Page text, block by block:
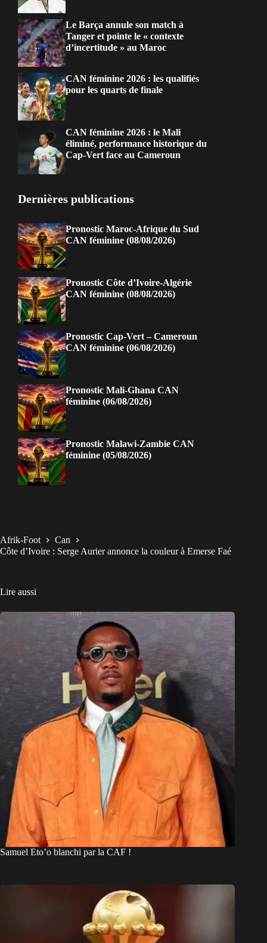
Le Barça annule son match à
Tanger et pointe le « contexte
d’incertitude » au Maroc
CAN féminine 2026 : les qualifiés
pour les quarts de finale
CAN féminine 2026 : le Mali
éliminé, performance historique du
Cap-Vert face au Cameroun
Dernières publications
Pronostic Maroc-Afrique du Sud
CAN féminine (08/08/2026)
Pronostic Côte d’Ivoire-Algérie
CAN féminine (08/08/2026)
Pronostic Cap-Vert – Cameroun
CAN féminine (06/08/2026)
Pronostic Mali-Ghana CAN
féminine (06/08/2026)
Pronostic Malawi-Zambie CAN
féminine (05/08/2026)
Afrik-Foot
Can
Côte d’Ivoire : Serge Aurier annonce la couleur à Emerse Faé
Lire aussi
Samuel Eto’o blanchi par la CAF !